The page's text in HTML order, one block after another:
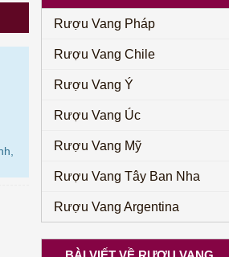
Rượu Vang Pháp
Rượu Vang Chile
Rượu Vang Ý
Rượu Vang Úc
Rượu Vang Mỹ
Rượu Vang Tây Ban Nha
Rượu Vang Argentina